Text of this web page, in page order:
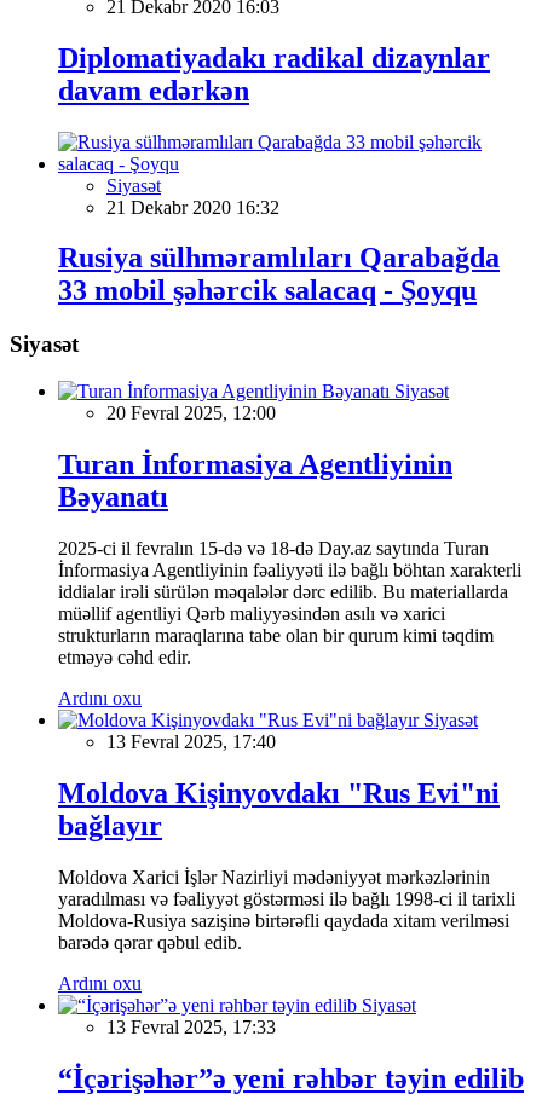
21 Dekabr 2020 16:03
Diplomatiyadakı radikal dizaynlar
davam edərkən
Siyasət
21 Dekabr 2020 16:32
Rusiya sülhməramlıları Qarabağda
33 mobil şəhərcik salacaq - Şoyqu
Siyasət
Siyasət
20 Fevral 2025, 12:00
Turan İnformasiya Agentliyinin
Bəyanatı
2025-ci il fevralın 15-də və 18-də Day.az saytında Turan
İnformasiya Agentliyinin fəaliyyəti ilə bağlı böhtan xarakterli
iddialar irəli sürülən məqalələr dərc edilib. Bu materiallarda
müəllif agentliyi Qərb maliyyəsindən asılı və xarici
strukturların maraqlarına tabe olan bir qurum kimi təqdim
etməyə cəhd edir.
Ardını oxu
Siyasət
13 Fevral 2025, 17:40
Moldova Kişinyovdakı "Rus Evi"ni
bağlayır
Moldova Xarici İşlər Nazirliyi mədəniyyət mərkəzlərinin
yaradılması və fəaliyyət göstərməsi ilə bağlı 1998-ci il tarixli
Moldova-Rusiya sazişinə birtərəfli qaydada xitam verilməsi
barədə qərar qəbul edib.
Ardını oxu
Siyasət
13 Fevral 2025, 17:33
“İçərişəhər”ə yeni rəhbər təyin edilib